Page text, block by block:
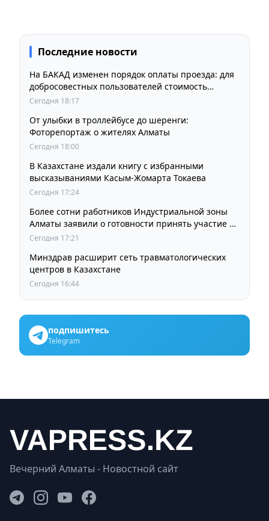
Последние новости
На БАКАД изменен порядок оплаты проезда: для
добросовестных пользователей стоимость
остается прежней
Сегодня 18:17
От улыбки в троллейбусе до шеренги:
Фоторепортаж о жителях Алматы
Сегодня 18:00
В Казахстане издали книгу с избранными
высказываниями Касым-Жомарта Токаева
Сегодня 17:24
Более сотни работников Индустриальной зоны
Алматы заявили о готовности принять участие в
выборах членов Курылтая
Сегодня 17:21
Минздрав расширит сеть травматологических
центров в Казахстане
Сегодня 16:44
подпишитесь
Telegram
Вечерний Алматы - Новостной сайт